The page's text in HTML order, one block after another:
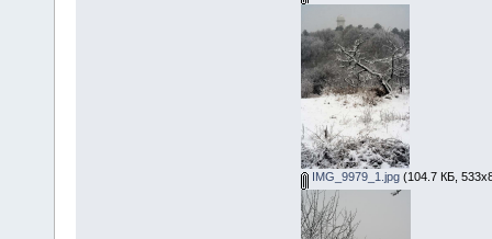
IMG_9979_1.jpg(104.7 КБ,